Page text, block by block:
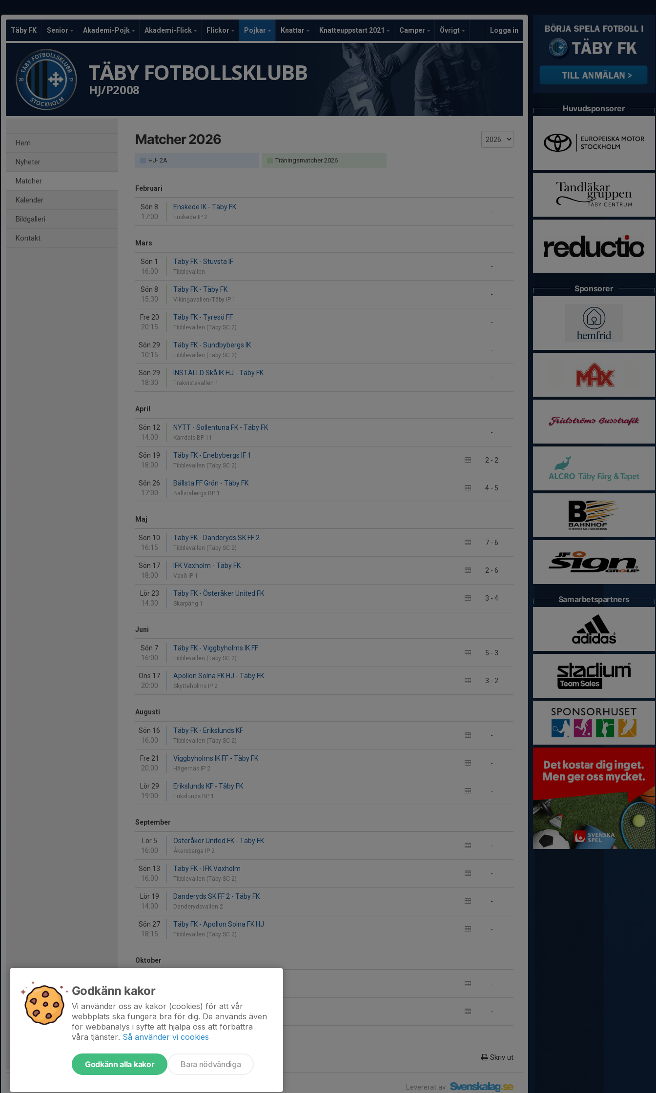
Täby FK Senior Akademi-Pojk Akademi-Flick Flickor Pojkar Knattar Knatteuppstart 2021 Camper Övrigt Logga in
TÄBY FOTBOLLSKLUBB
HJ/P2008
Hem
Nyheter
Matcher
Kalender
Bildgalleri
Kontakt
Matcher 2026
HJ- 2A Träningsmatcher 2026
Februari
Sön 8
17:00
-
Enskede IK - Täby FK
Enskede IP 2
Mars
Sön 1
16:00
-
Täby FK - Stuvsta IF
Tibblevallen
Sön 8
15:30
-
Täby FK - Täby FK
Vikingavallen/Täby IP 1
Fre 20
20:15
-
Täby FK - Tyresö FF
Tibblevallen (Täby SC 2)
Sön 29
10:15
-
Täby FK - Sundbybergs IK
Tibblevallen (Täby SC 2)
Sön 29
18:30
-
INSTÄLLD Skå IK HJ - Täby FK
Träkvistavallen 1
April
Sön 12
14:00
-
NYTT - Sollentuna FK - Täby FK
Kärrdals BP 11
Sön 19
18:00
2 - 2
Täby FK - Enebybergs IF 1
Tibblevallen (Täby SC 2)
Sön 26
17:00
4 - 5
Bällsta FF Grön - Täby FK
Bällstabergs BP 1
Maj
Sön 10
16:15
7 - 6
Täby FK - Danderyds SK FF 2
Tibblevallen (Täby SC 2)
Sön 17
18:00
2 - 6
IFK Vaxholm - Täby FK
Vaxö IP 1
Lör 23
14:30
3 - 4
Täby FK - Österåker United FK
Skarpäng 1
Juni
Sön 7
16:00
5 - 3
Täby FK - Viggbyholms IK FF
Tibblevallen (Täby SC 2)
Ons 17
20:00
3 - 2
Apollon Solna FK HJ - Täby FK
Skytteholms IP 2
Augusti
Sön 16
16:00
-
Täby FK - Erikslunds KF
Tibblevallen (Täby SC 2)
Fre 21
20:00
-
Viggbyholms IK FF - Täby FK
Hägernäs IP 2
Lör 29
19:00
-
Erikslunds KF - Täby FK
Erikslunds BP 1
September
Lör 5
16:00
-
Österåker United FK - Täby FK
Åkersberga IP 2
Sön 13
16:00
-
Täby FK - IFK Vaxholm
Tibblevallen (Täby SC 2)
Lör 19
14:00
-
Danderyds SK FF 2 - Täby FK
Danderydsvallen 2
Sön 27
18:15
-
Täby FK - Apollon Solna FK HJ
Tibblevallen (Täby SC 2)
Oktober
16:00
-
Sön 11
17:00
-
Enebybergs IF 1 - Täby FK
Enebybergs IP 2
Skriv ut
Levererat av
Huvudsponsorer
Sponsorer
Samarbetspartners
Godkänn kakor
Vi använder oss av kakor (cookies) för att vår
webbplats ska fungera bra för dig. De används även
för webbanalys i syfte att hjälpa oss att förbättra
våra tjänster. Så använder vi cookies
Godkänn alla kakor Bara nödvändiga